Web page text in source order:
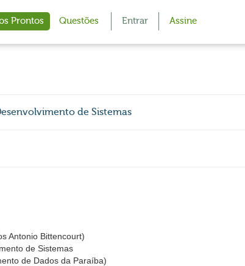
Prontos Questões Entrar Assine
de Sistemas
Antonio Bittencourt)
de Sistemas
de Dados da Paraíba)